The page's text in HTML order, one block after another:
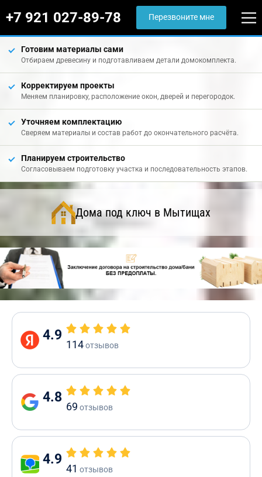
+7 921 027-89-78 Перезвоните мне
Готовим материалы сами
Отбираем древесину и подготавливаем детали домокомплекта.
Корректируем проекты
Меняем планировку, расположение окон, дверей и перегородок.
Уточняем комплектацию
Сверяем материалы и состав работ до окончательного расчёта.
Планируем строительство
Согласовываем подготовку участка и последовательность этапов.
Дома под ключ в Мытищах
4.9
114отзывов
4.8
69 отзывов
4.9
41 отзывов